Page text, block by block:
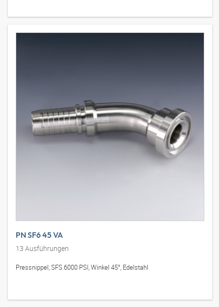
PN SF6 45 VA
13 Ausführungen
Pressnippel, SFS 6000 PSI, Winkel 45°, Edelstahl